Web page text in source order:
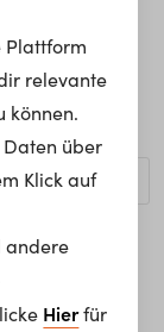
werden.
suchen?
Plattform
relevante
können.
über
Klick auf
andere
Hierfür